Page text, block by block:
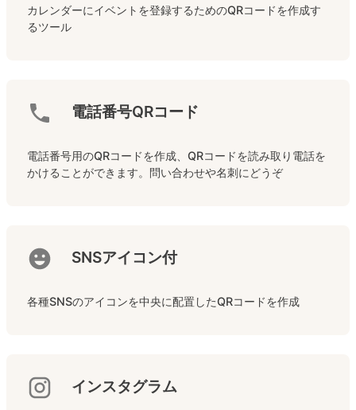
カレンダーにイベントを登録するためのQRコードを作成す
るツール
電話番号QRコード
電話番号用のQRコードを作成、QRコードを読み取り電話を
かけることができます。問い合わせや名刺にどうぞ
SNSアイコン付
各種SNSのアイコンを中央に配置したQRコードを作成
インスタグラム